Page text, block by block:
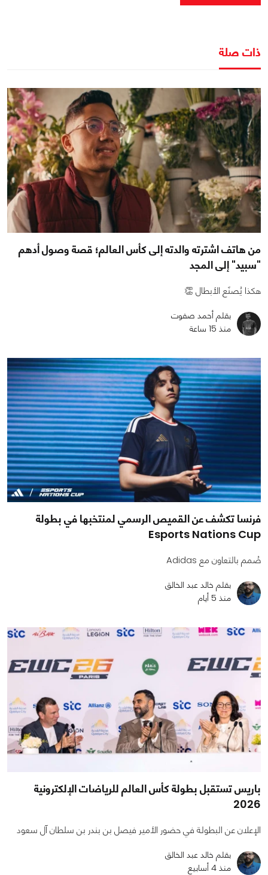
ذات صلة
من هاتف اشترته والدته إلى كأس العالم؛ قصة وصول أدهم
"سبيد" إلى المجد
هكذا يُصنَع الأبطال 👏
بقلم أحمد صفوت
منذ 15 ساعة
فرنسا تكشف عن القميص الرسمي لمنتخبها في بطولة
Esports Nations Cup
صُمم بالتعاون مع Adidas
بقلم خالد عبد الخالق
منذ 5 أيام
باريس تستقبل بطولة كأس العالم للرياضات الإلكترونية
2026
الإعلان عن البطولة في حضور الأمير فيصل بن بندر بن سلطان آل سعود
بقلم خالد عبد الخالق
منذ 4 أسابيع